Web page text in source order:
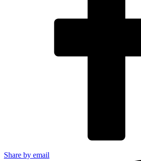
Share by email